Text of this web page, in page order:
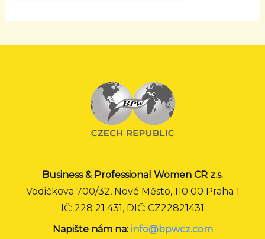
Business & Professional Women CR z.s.
Vodičkova 700/32, Nové Město, 110 00 Praha 1
IČ: 228 21 431, DIČ: CZ22821431
Napište nám na: info@bpwcz.com